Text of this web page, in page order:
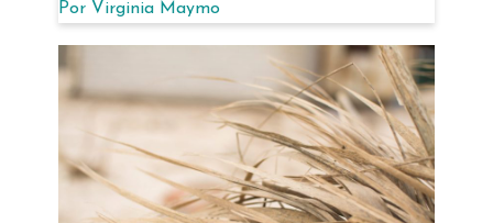
Por Virginia Maymo